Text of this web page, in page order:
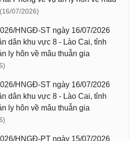
(16/07/2026)
HNGĐ-ST ngày 16/07/2026
dân khu vực 8 - Lào Cai, tỉnh
ly hôn về mâu thuẫn gia
HNGĐ-ST ngày 16/07/2026
dân khu vực 8 - Lào Cai, tỉnh
ly hôn về mâu thuẫn gia
HNGĐ-PT ngày 15/07/2026